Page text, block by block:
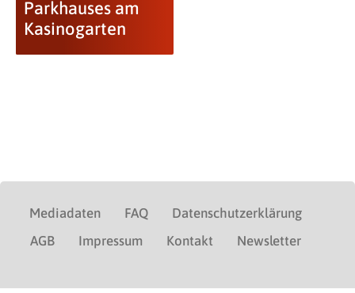
Parkhauses am
Kasinogarten
Mediadaten FAQ
Datenschutzerklärung
AGB
Impressum Kontakt Newsletter